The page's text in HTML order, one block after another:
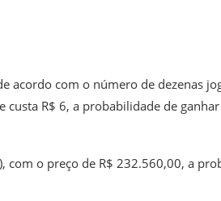
acordo com o número de dezenas
custa R$ 6, a probabilidade de
com o preço de R$ 232.560,00, a